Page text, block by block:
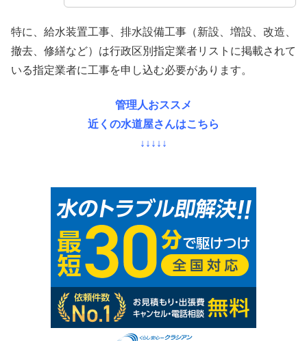
特に、給水装置工事、排水設備工事（新設、増設、改造、
撤去、修繕など）は行政区別指定業者リストに掲載されて
いる指定業者に工事を申し込む必要があります。
管理人おススメ
近くの水道屋さんはこちら
↓↓↓↓↓